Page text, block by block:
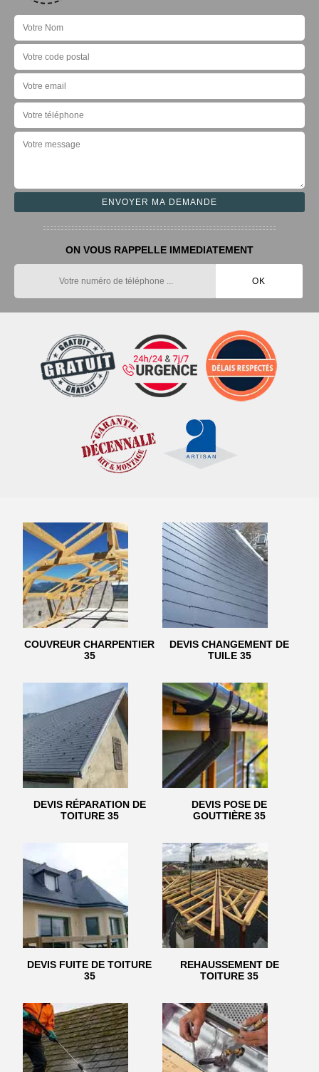
ON VOUS RAPPELLE IMMEDIATEMENT
COUVREUR CHARPENTIER
35
DEVIS CHANGEMENT DE
TUILE 35
DEVIS RÉPARATION DE
TOITURE 35
DEVIS POSE DE
GOUTTIÈRE 35
DEVIS FUITE DE TOITURE
35
REHAUSSEMENT DE
TOITURE 35